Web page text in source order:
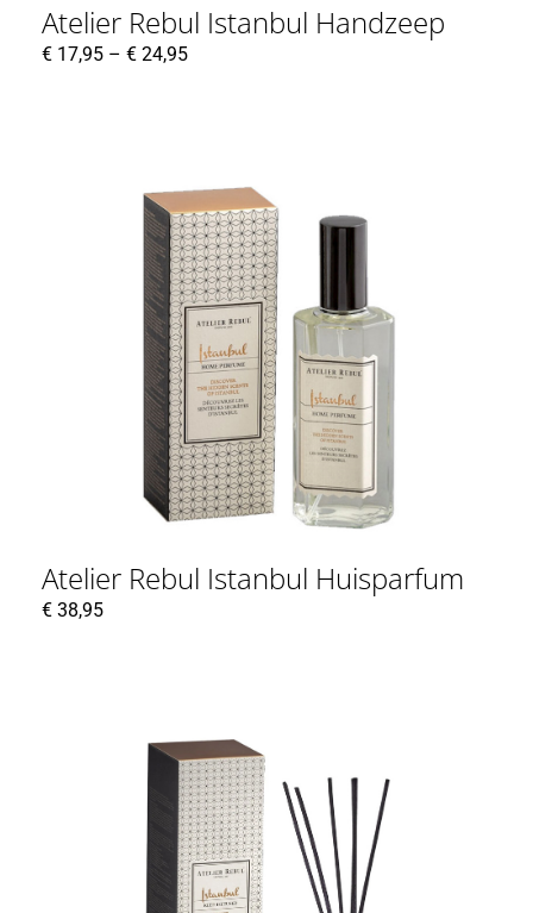
Atelier Rebul Istanbul Handzeep
€ 17,95 – € 24,95
Atelier Rebul Istanbul Huisparfum
€ 38,95